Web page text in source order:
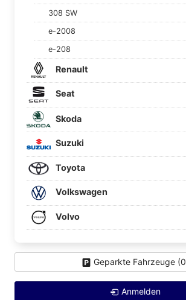
308 SW
e-2008
e-208
Renault
Seat
Skoda
Suzuki
Toyota
Volkswagen
Volvo
Geparkte Fahrzeuge (0
Anmelden